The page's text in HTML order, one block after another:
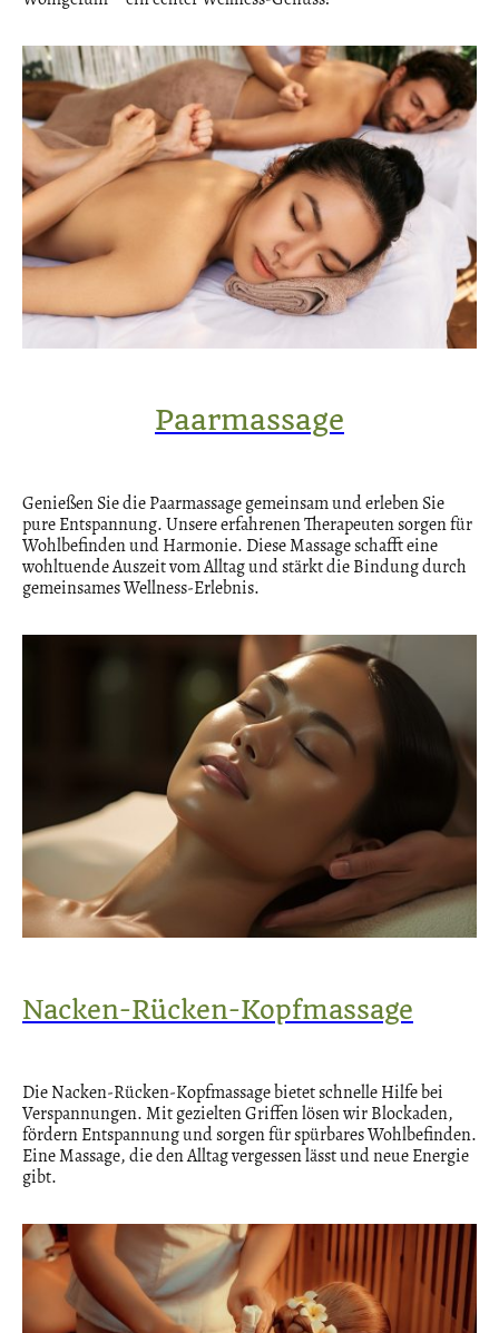
Paarmassage
Genießen Sie die Paarmassage gemeinsam und erleben Sie
pure Entspannung. Unsere erfahrenen Therapeuten sorgen für
Wohlbefinden und Harmonie. Diese Massage schafft eine
wohltuende Auszeit vom Alltag und stärkt die Bindung durch
gemeinsames Wellness-Erlebnis.
Nacken-Rücken-Kopfmassage
Die Nacken-Rücken-Kopfmassage bietet schnelle Hilfe bei
Verspannungen. Mit gezielten Griffen lösen wir Blockaden,
fördern Entspannung und sorgen für spürbares Wohlbefinden.
Eine Massage, die den Alltag vergessen lässt und neue Energie
gibt.